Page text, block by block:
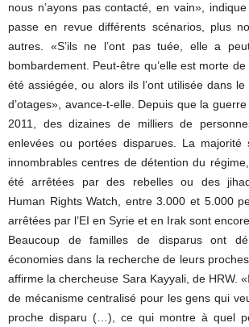
nous n’ayons pas contacté, en vain»,
passe en revue différents scénarios, plus
autres. «S’ils ne l’ont pas tuée, elle a
bombardement. Peut-être qu’elle est morte
été assiégée, ou alors ils l’ont utilisée dans le
d’otages», avance-t-elle. Depuis que la
2011, des dizaines de milliers de
enlevées ou portées disparues. La
innombrables centres de détention du
été arrêtées par des rebelles ou des
Human Rights Watch, entre 3.000 et 5.000
arrêtées par l’EI en Syrie et en Irak sont
Beaucoup de familles de disparus ont
économies dans la recherche de leurs
affirme la chercheuse Sara Kayyali, de HRW.
de mécanisme centralisé pour les gens qui
proche disparu (…), ce qui montre à quel